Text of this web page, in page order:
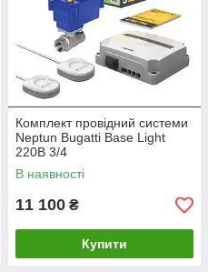
Комплект провідний системи
Neptun Bugatti Base Light
220В 3/4
В наявності
11 100 ₴
Купити